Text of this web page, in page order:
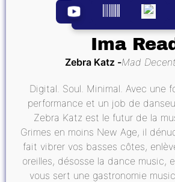
Ima Read
Zebra Katz Mad Decent
Digital. Soul. Minimal. Avec une
performance et un job de
Zebra Katz est le futur de la
Grimes en moins New Age, il
fait vibrer vos basses côtes,
oreilles, désosse la dance music,
vous sert une gastronomie